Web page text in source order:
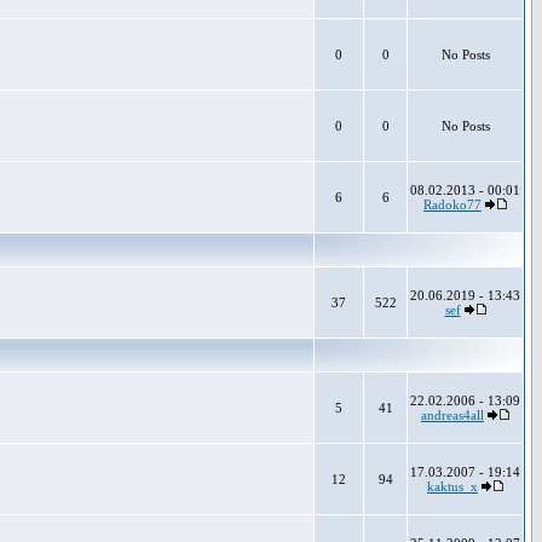
0 0 No Posts
0 0 No Posts
6 6
08.02.2013 - 00:01
Radoko77
37 522
20.06.2019 - 13:43
sef
5 41
22.02.2006 - 13:09
andreas4all
12 94
17.03.2007 - 19:14
kaktus_x